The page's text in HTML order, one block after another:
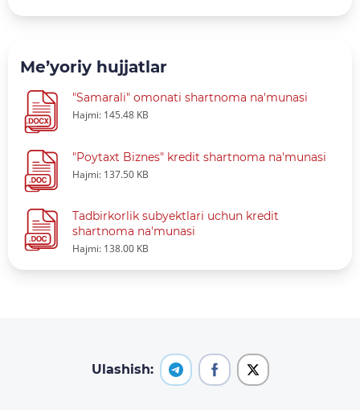
Me’yoriy hujjatlar
"Samarali" omonati shartnoma na'munasi
Hajmi: 145.48 KB
"Poytaxt Biznes" kredit shartnoma na'munasi
Hajmi: 137.50 KB
Tadbirkorlik subyektlari uchun kredit
shartnoma na'munasi
Hajmi: 138.00 KB
Ulashish: